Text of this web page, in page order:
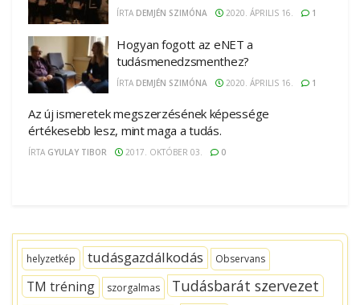
ÍRTA DEMJÉN SZIMÓNA 2020. ÁPRILIS 16. 1
Hogyan fogott az eNET a
tudásmenedzsmenthez?
ÍRTA DEMJÉN SZIMÓNA 2020. ÁPRILIS 16. 1
Az új ismeretek megszerzésének képessége
értékesebb lesz, mint maga a tudás.
ÍRTA GYULAY TIBOR 2017. OKTÓBER 03. 0
helyzetkép tudásgazdálkodás Observans
TM tréning szorgalmas Tudásbarát szervezet